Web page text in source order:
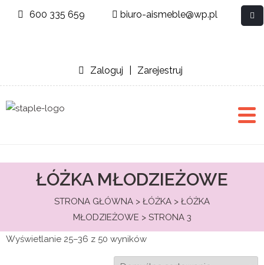
600 335 659 biuro-aismeble@wp.pl
Zaloguj Zarejestruj
ŁÓŻKA MŁODZIEŻOWE
STRONA GŁÓWNA > ŁÓŻKA > ŁÓŻKA
MŁODZIEŻOWE > STRONA 3
Wyświetlanie 25–36 z 50 wyników